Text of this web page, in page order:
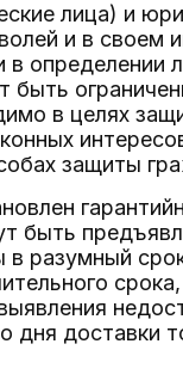
лица) и
и в своем
в
быть
в целях
защиты
быть
разумный
дня доставки